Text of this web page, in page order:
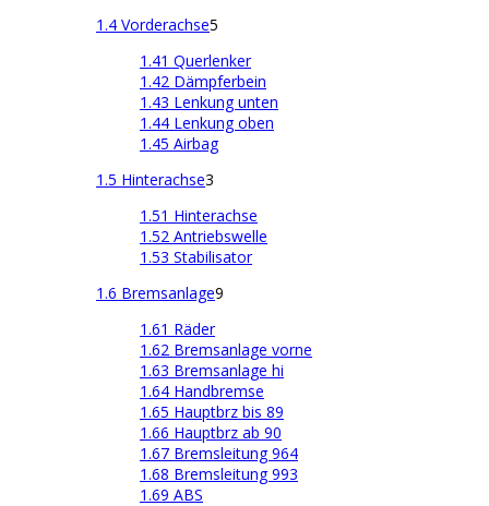
1.4 Vorderachse5
1.41 Querlenker
1.42 Dämpferbein
1.43 Lenkung unten
1.44 Lenkung oben
1.45 Airbag
1.5 Hinterachse3
1.51 Hinterachse
1.52 Antriebswelle
1.53 Stabilisator
1.6 Bremsanlage9
1.61 Räder
1.62 Bremsanlage vorne
1.63 Bremsanlage hi
1.64 Handbremse
1.65 Hauptbrz bis 89
1.66 Hauptbrz ab 90
1.67 Bremsleitung 964
1.68 Bremsleitung 993
1.69 ABS